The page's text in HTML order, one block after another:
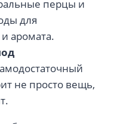
перцы и
для
аромата.
не просто вещь,